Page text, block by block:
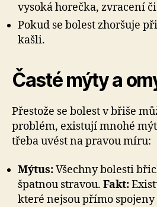
vysoká horečka, zvracení
Pokud se bolest zhoršuje
kašli.
Časté mýty a
Přestože se bolest v břiše
problém, existují mnohé
třeba uvést na pravou míru:
Mýtus:Všechny bolesti
špatnou stravou. Fakt:
které nejsou přímo spojeny